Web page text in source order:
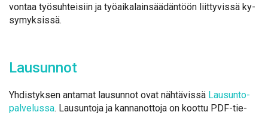
von­taa työ­suh­tei­siin ja työ­ai­ka­lain­sää­dän­töön liit­ty­vis­sä ky­
sy­myk­sis­sä.
Lausun­not
Yh­dis­tyk­sen an­ta­mat lausun­not ovat näh­tä­vis­sä Lausun­to­
pal­ve­lus­sa. Lausun­to­ja ja kan­nan­ot­to­ja on koot­tu PDF-tie­